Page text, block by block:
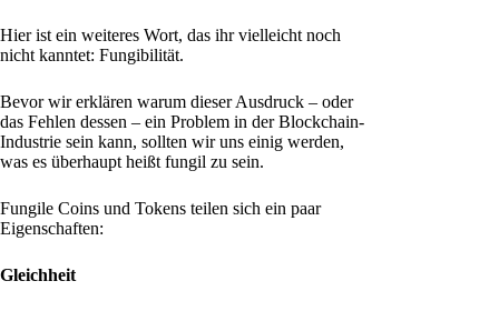
Hier ist ein weiteres Wort, das ihr vielleicht noch
nicht kanntet: Fungibilität.
Bevor wir erklären warum dieser Ausdruck – oder
das Fehlen dessen – ein Problem in der Blockchain-
Industrie sein kann, sollten wir uns einig werden,
was es überhaupt heißt fungil zu sein.
Fungile Coins und Tokens teilen sich ein paar
Eigenschaften:
Gleichheit